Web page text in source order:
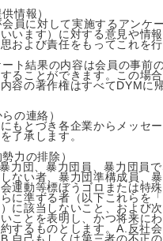
情報）
員に対して実施するアンケ
いいます）に対する意見や情
および責任をもってこれを
ト結果の内容は会員の事前
ることができます。この場
容の著作権はすべてDYMに
の連絡）
もとづき各企業からメッセ
了承します。
力の排除）
力団、暴力団員、暴力団員
ない者、暴力団準構成員、
運動等標ぼうゴロまたは特
に準ずる者（以下これらを
に該当しないこと、および
ことを表明し、かつ将来に
するものとします。A.反社
自己もしくは第三者の不正